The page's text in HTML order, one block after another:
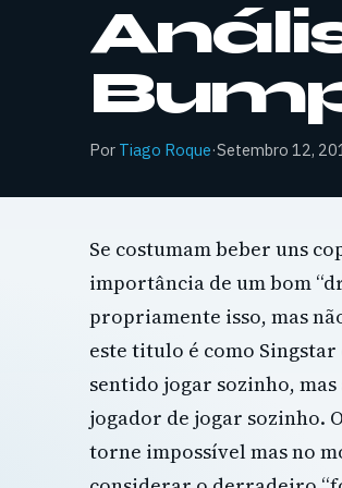
Por Tiago Roque·Setembro 12,
Se costumam beber uns
importância de um bom
propriamente isso, mas
este titulo é como Singstar
sentido jogar sozinho,
jogador de jogar sozinho.
torne impossível mas no